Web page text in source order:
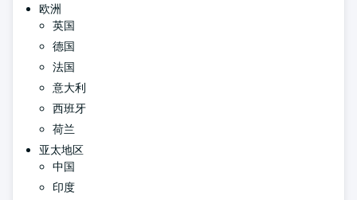
欧洲
英国
德国
法国
意大利
西班牙
荷兰
亚太地区
中国
印度